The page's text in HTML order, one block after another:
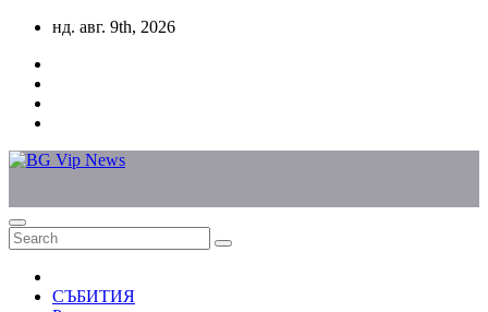
Skip
content
нд. авг. 9th, 2026
СЪБИТИЯ